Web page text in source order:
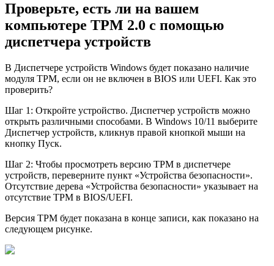
Проверьте, есть ли на вашем
компьютере TPM 2.0 с помощью
диспетчера устройств
В Диспетчере устройств Windows будет показано наличие
модуля TPM, если он не включен в BIOS или UEFI. Как это
проверить?
Шаг 1: Откройте устройство. Диспетчер устройств можно
открыть различными способами. В Windows 10/11 выберите
Диспетчер устройств, кликнув правой кнопкой мыши на
кнопку Пуск.
Шаг 2: Чтобы просмотреть версию TPM в диспeтчере
устройств, переверните пункт «Устройства безопасности».
Отсутствие дерева «Устройства безопасности» указывает на
отсутствие TPM в BIOS/UEFI.
Версия TPM будет показана в конце записи, как показано на
следующем рисунке.